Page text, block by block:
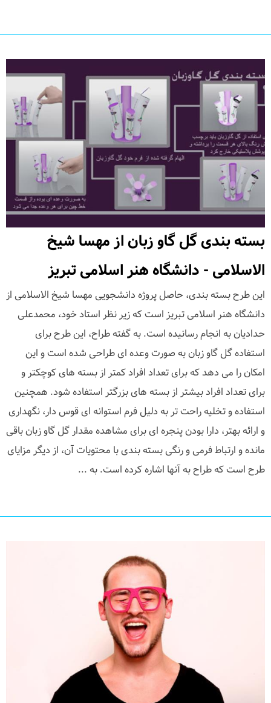
بسته بندی گل گاو زبان از مهسا شیخ
الاسلامی - دانشگاه هنر اسلامی تبریز
این طرح بسته بندی، حاصل پروژه دانشجویی مهسا شیخ الاسلامی از
دانشگاه هنر اسلامی تبریز است که زیر نظر استاد خود، محمدعلی
حدادیان به انجام رسانیده است. به گفته طراح، این طرح برای
استفاده گل گاو زبان به صورت وعده ای طراحی شده است و این
امکان را می دهد که برای تعداد افراد کمتر از بسته های کوچکتر و
برای تعداد افراد بیشتر از بسته های بزرگتر استفاده شود. همچنین
استفاده و تخلیه راحت تر به دلیل فرم استوانه ای قوس دار، نگهداری
و ارائه بهتر، دارا بودن پنجره ای برای مشاهده مقدار گل گاو زبان باقی
مانده و ارتباط فرمی و رنگی بسته بندی با محتویات آن، از دیگر مزایای
طرح است که طراح به آنها اشاره کرده است. به ...